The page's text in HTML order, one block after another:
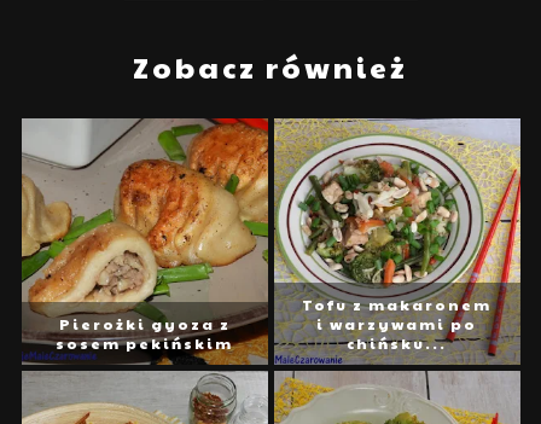
Zobacz również
Pierożki gyoza z
sosem pekińskim
Tofu z makaronem
i warzywami po
chińsku...